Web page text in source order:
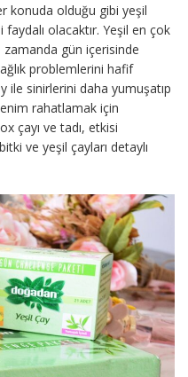
konuda olduğu gibi yeşil
olacaktır. Yeşil en çok
zamanda gün içerisinde
problemlerini hafif
ile sinirlerini daha yumuşatıp
rahatlamak için
çayı ve tadı, etkisi
ve yeşil çayları detaylı